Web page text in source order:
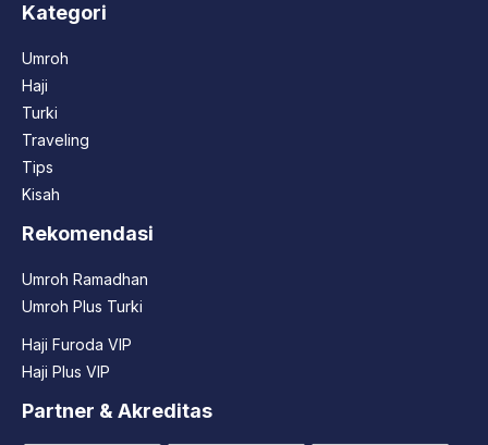
Kategori
Umroh
Haji
Turki
Traveling
Tips
Kisah
Rekomendasi
Umroh Ramadhan
Umroh Plus Turki
Haji Furoda VIP
Haji Plus VIP
Partner & Akreditas